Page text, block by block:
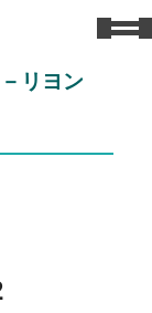
リヨン